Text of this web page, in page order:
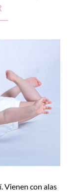
Vienen con alas